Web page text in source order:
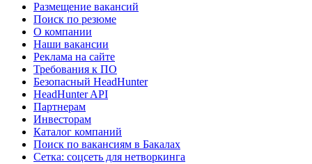
Размещение вакансий
Поиск по резюме
О компании
Наши вакансии
Реклама на сайте
Требования к ПО
Безопасный HeadHunter
HeadHunter API
Партнерам
Инвесторам
Каталог компаний
Поиск по вакансиям в Бакалах
Сетка: соцсеть для нетворкинга